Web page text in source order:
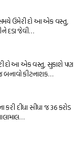
સમયે ઉમેરી દો આ એક વસ્તુ,
દડા જેવી…
દો આ એક વસ્તુ, સુકાશે પણ
કીટનાશક…
દીધા સીધા જ 36 કરોડ